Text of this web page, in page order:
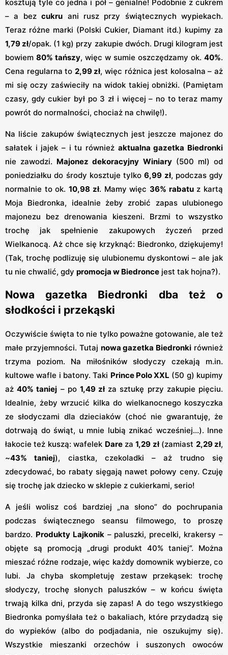
kosztują tyle co jedna i pół – genialne! Podobnie z cukrem
– a bezcukru ani rusz przy świątecznych wypiekach.
Teraz różne marki (Polski Cukier, Diamant itd.) kupimy za
1,79 zł/opak. (1 kg) przy zakupie dwóch​. Drugi kilogram jest
bowiem 80% tańszy, więc w sumie oszczędzamy ok. 40%.
Cena regularna to 2,99 zł, więc różnica jest kolosalna – aż
mi się oczy zaświeciły na widok takiej obniżki. (Pamiętam
czasy, gdy cukier był po 3 zł i więcej – no to teraz mamy
powrót do normalności, chociaż na chwilę!).
Na liście zakupów świątecznych jest jeszcze majonez do
sałatek i jajek – i tu również aktualna gazetka Biedronki
nie zawodzi. Majonez dekoracyjny Winiary(500 ml) od
poniedziałku do środy kosztuje tylko6,99 zł​, podczas gdy
normalnie to ok.10,98 zł. Mamy więc 36% rabatuz kartą
Moja Biedronka, idealnie żeby zrobić zapas ulubionego
majonezu bez drenowania kieszeni. Brzmi to wszystko
trochę jak spełnienie zakupowych życzeń przed
Wielkanocą. Aż chce się krzyknąć: Biedronko, dziękujemy!
(Tak, trochę podlizuję się ulubionemu dyskontowi – ale jak
tu nie chwalić, gdy promocja w Biedronce jest tak hojna?).
Nowa gazetka Biedronki dba też o
słodkości i przekąski
Oczywiście święta to nie tylko poważne gotowanie, ale też
małe przyjemności. Tutaj nowa gazetka Biedronki również
trzyma poziom. Na miłośników słodyczy czekają m.in.
kultowe wafle i batony. Taki Prince Polo XXL (50 g) kupimy
aż40% taniej – po 1,49 złza sztukę przy zakupie pięciu​.
Idealnie, żeby wrzucić kilka do wielkanocnego koszyczka
ze słodyczami dla dzieciaków (choć nie gwarantuję, że
dotrwają do świąt, u mnie lubią znikać wcześniej...). Inne
łakocie też kuszą: wafelek Dareza1,29 zł(zamiast 2,29 zł,
~43% taniej), ciastka, czekoladki – aż trudno się
zdecydować, bo rabaty sięgają nawet połowy ceny. Czuję
się trochę jak dziecko w sklepie z cukierkami, serio!
A jeśli wolisz coś bardziej „na słono” do pochrupania
podczas świątecznego seansu filmowego, to proszę
bardzo. Produkty Lajkonik– paluszki, precelki, krakersy –
objęte są promocją „drugi produkt 40% taniej”​. Można
mieszać różne rodzaje, więc każdy domownik wybierze, co
lubi. Ja chyba skompletuję zestaw przekąsek: trochę
słodyczy, trochę słonych paluszków – w końcu święta
trwają kilka dni, przyda się zapas! A do tego wszystkiego
Biedronka pomyślała też o bakaliach, które przydadzą się
do wypieków (albo do podjadania, nie oszukujmy się).
Wszystkie mieszanki orzechów i suszonych owoców